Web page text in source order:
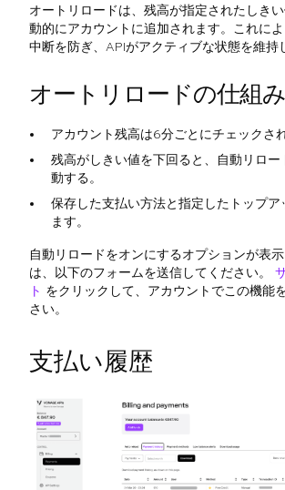
オートリロードは、残高が指定されたしき
動的にアカウントに追加されます。これに
中断を防ぎ、APIがアクティブな状態を維持
オートリロードの仕組み
アカウント残高は6分ごとにチェックさ
残高がしきい値を下回ると、自動リロー
動する。
保存した支払い方法と指定したトップア
ます。
自動リロードをオンにするオプションが表
は、以下のフォームを送信してください。
ト をクリックして、アカウントでこの機能
さい。
支払い履歴